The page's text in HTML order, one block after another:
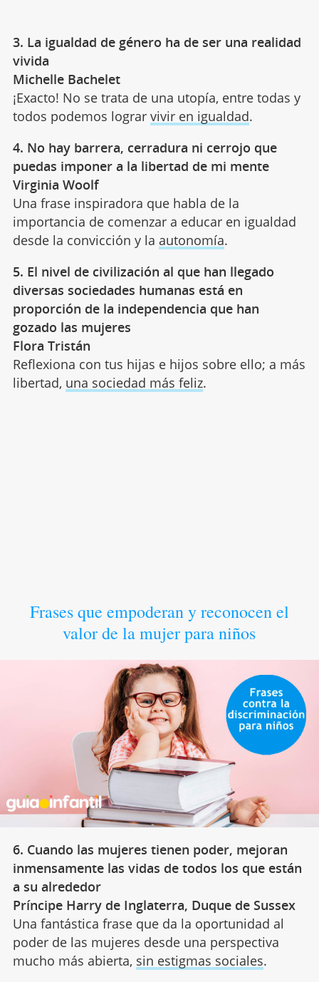
3. La igualdad de género ha de ser una realidad
vivida
Michelle Bachelet
¡Exacto! No se trata de una utopía, entre todas y
todos podemos lograr vivir en igualdad.
4. No hay barrera, cerradura ni cerrojo que
puedas imponer a la libertad de mi mente
Virginia Woolf
Una frase inspiradora que habla de la
importancia de comenzar a educar en igualdad
desde la convicción y la autonomía.
5. El nivel de civilización al que han llegado
diversas sociedades humanas está en
proporción de la independencia que han
gozado las mujeres
Flora Tristán
Reflexiona con tus hijas e hijos sobre ello; a más
libertad, una sociedad más feliz.
Frases que empoderan y reconocen el
valor de la mujer para niños
6. Cuando las mujeres tienen poder, mejoran
inmensamente las vidas de todos los que están
a su alrededor
Príncipe Harry de Inglaterra, Duque de Sussex
Una fantástica frase que da la oportunidad al
poder de las mujeres desde una perspectiva
mucho más abierta, sin estigmas sociales.